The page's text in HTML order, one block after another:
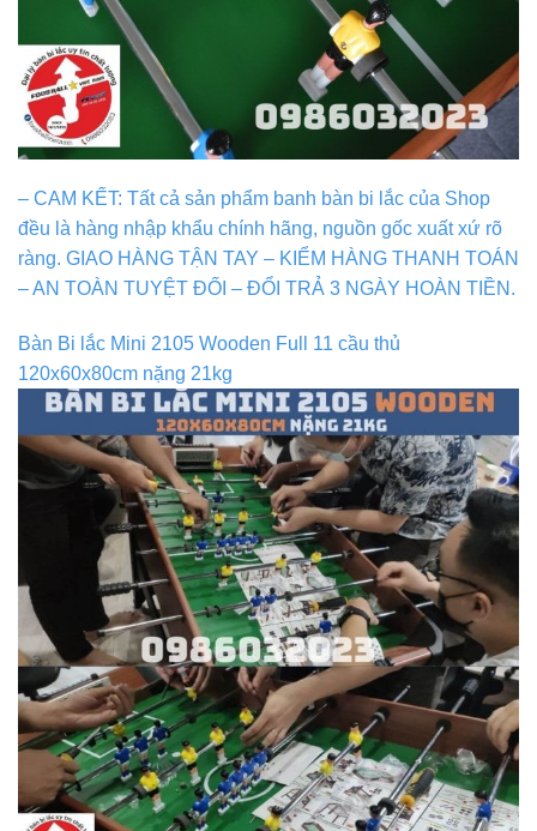
– CAM KẾT: Tất cả sản phẩm banh bàn bi lắc của Shop
đều là hàng nhập khẩu chính hãng, nguồn gốc xuất xứ rõ
ràng. GIAO HÀNG TẬN TAY – KIỂM HÀNG THANH TOÁN
– AN TOÀN TUYỆT ĐỐI – ĐỔI TRẢ 3 NGÀY HOÀN TIỀN.
Bàn Bi lắc Mini 2105 Wooden Full 11 cầu thủ
120x60x80cm nặng 21kg